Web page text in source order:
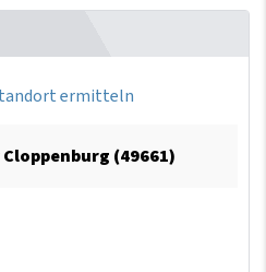
ermitteln
Cloppenburg (49661)